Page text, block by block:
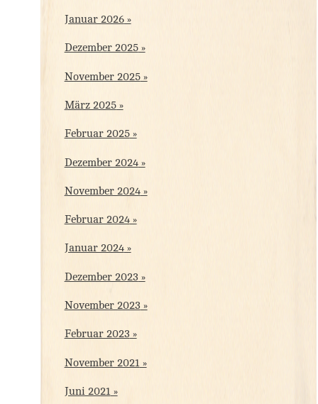
Januar 2026
Dezember 2025
November 2025
März 2025
Februar 2025
Dezember 2024
November 2024
Februar 2024
Januar 2024
Dezember 2023
November 2023
Februar 2023
November 2021
Juni 2021